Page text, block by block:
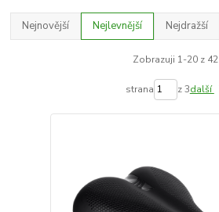
Nejnovější Nejlevnější Nejdražší
Zobrazuji 1-20 z 42
strana z 3další